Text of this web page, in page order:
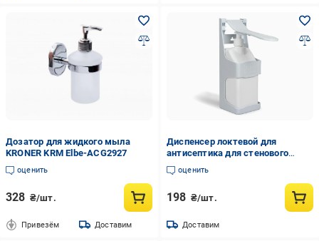
Дозатор для жидкого мыла
KRONER KRM Elbe-ACG2927
оценить
328 ₴/шт.
Привезём Доставим
Диспенсер локтевой для
антисептика для стенового
монтажа 1 л (DADB100)
оценить
198 ₴/шт.
Доставим